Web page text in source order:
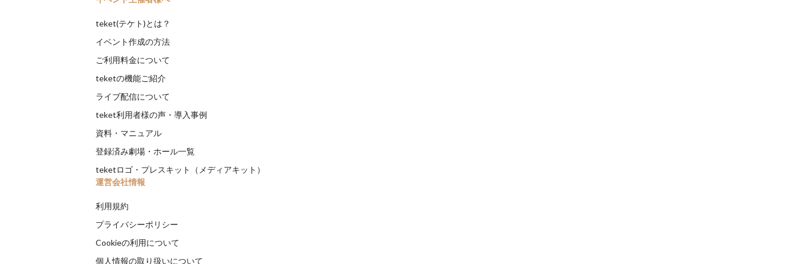
teket(テケト)とは？
イベント作成の方法
ご利用料金について
teketの機能ご紹介
ライブ配信について
teket利用者様の声・導入事例
資料・マニュアル
登録済み劇場・ホール一覧
teketロゴ・プレスキット（メディアキット）
運営会社情報
利用規約
プライバシーポリシー
Cookieの利用について
個人情報の取り扱いについて